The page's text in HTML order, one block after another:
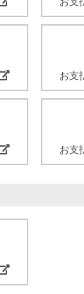
お支
お支